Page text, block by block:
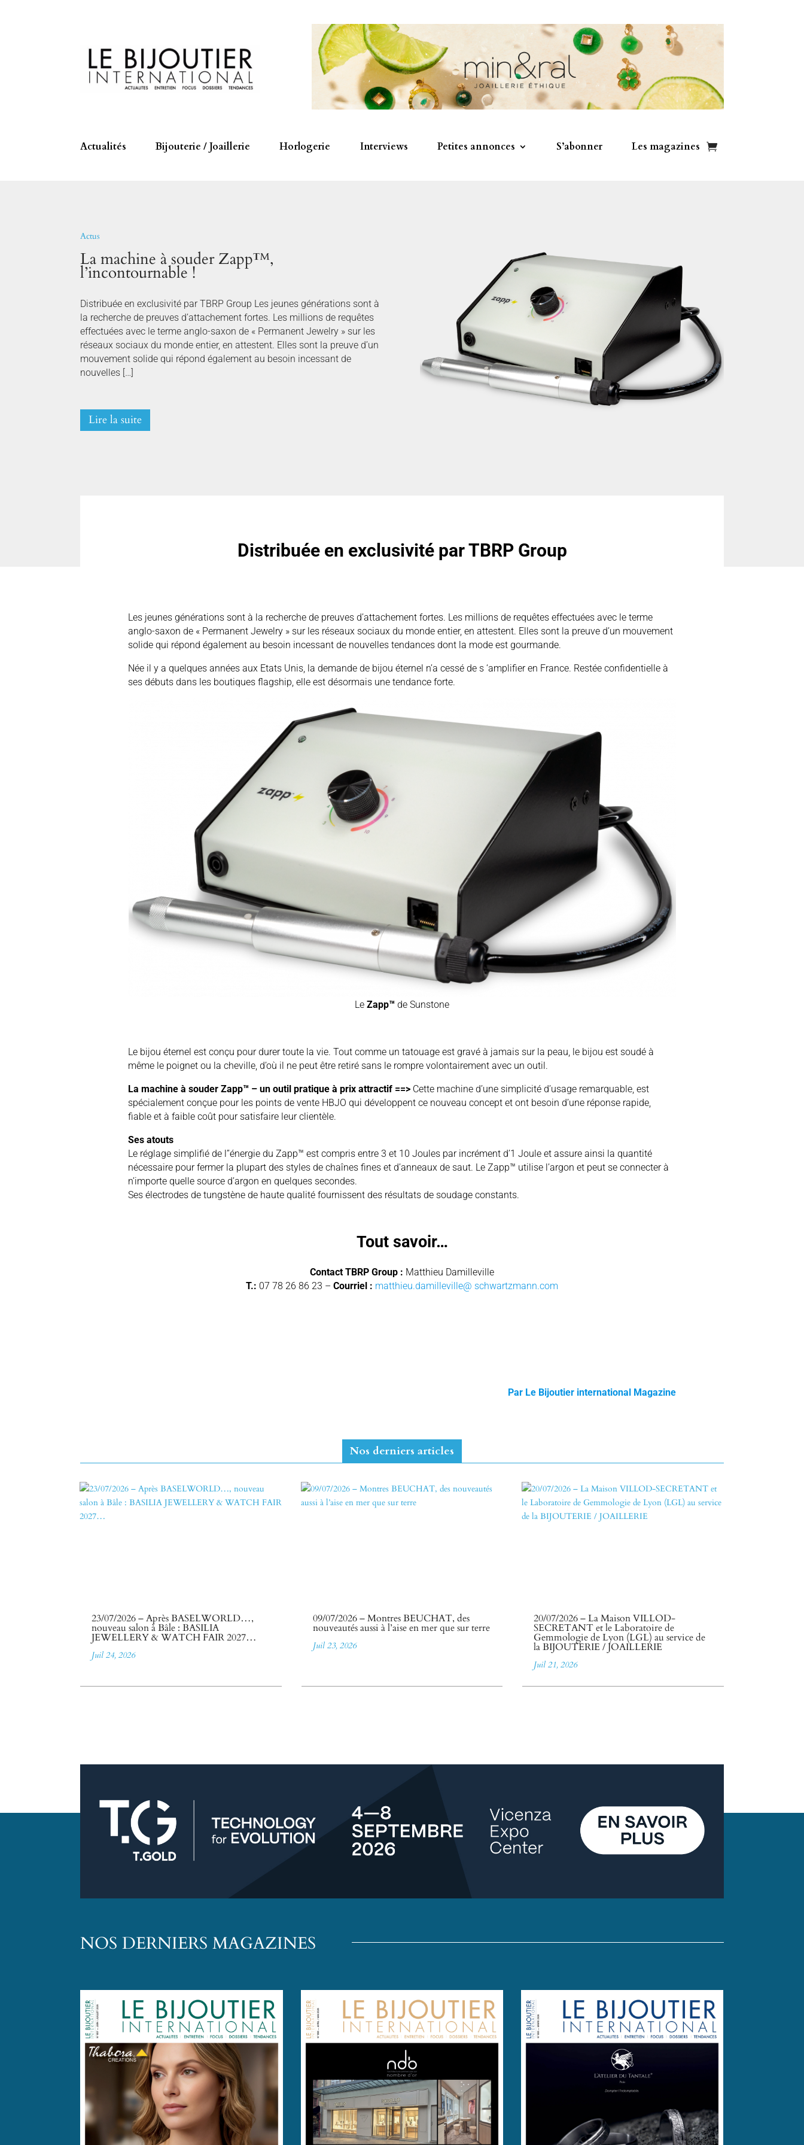
Actualités Bijouterie / Joaillerie Horlogerie Interviews Petites annonces S’abonner Les magazines
Actus
La machine à souder Zapp™,
l’incontournable !
Distribuée en exclusivité par TBRP Group Les jeunes générations sont à
la recherche de preuves d’attachement fortes. Les millions de requêtes
effectuées avec le terme anglo-saxon de « Permanent Jewelry » sur les
réseaux sociaux du monde entier, en attestent. Elles sont la preuve d’un
mouvement solide qui répond également au besoin incessant de
nouvelles […]
Lire la suite
Distribuée en exclusivité par TBRP Group
Les jeunes générations sont à la recherche de preuves d’attachement fortes. Les millions de requêtes effectuées avec le terme
anglo-saxon de « Permanent Jewelry » sur les réseaux sociaux du monde entier, en attestent. Elles sont la preuve d’un mouvement
solide qui répond également au besoin incessant de nouvelles tendances dont la mode est gourmande.
Née il y a quelques années aux Etats Unis, la demande de bijou éternel n’a cessé de s ‘amplifier en France. Restée confidentielle à
ses débuts dans les boutiques flagship, elle est désormais une tendance forte.
Le Zapp™ de Sunstone
Le bijou éternel est conçu pour durer toute la vie. Tout comme un tatouage est gravé à jamais sur la peau, le bijou est soudé à
même le poignet ou la cheville, d’où il ne peut être retiré sans le rompre volontairement avec un outil.
La machine à souder Zapp™ – un outil pratique à prix attractif ==> Cette machine d’une simplicité d’usage remarquable, est
spécialement conçue pour les points de vente HBJO qui développent ce nouveau concept et ont besoin d’une réponse rapide,
fiable et à faible coût pour satisfaire leur clientèle.
Ses atouts
Le réglage simplifié de l’’énergie du Zapp™ est compris entre 3 et 10 Joules par incrément d’1 Joule et assure ainsi la quantité
nécessaire pour fermer la plupart des styles de chaînes fines et d’anneaux de saut. Le Zapp™ utilise l’argon et peut se connecter à
n’importe quelle source d’argon en quelques secondes.
Ses électrodes de tungstène de haute qualité fournissent des résultats de soudage constants.
Tout savoir…
Contact TBRP Group : Matthieu Damilleville
T.: 07 78 26 86 23 – Courriel : matthieu.damilleville@ schwartzmann.com
Par Le Bijoutier international Magazine
Nos derniers articles
23/07/2026 – Après BASELWORLD…,
nouveau salon à Bâle : BASILIA
JEWELLERY & WATCH FAIR 2027…
Juil 24, 2026
09/07/2026 – Montres BEUCHAT, des
nouveautés aussi à l’aise en mer que sur terre
Juil 23, 2026
20/07/2026 – La Maison VILLOD-
SECRETANT et le Laboratoire de
Gemmologie de Lyon (LGL) au service de
la BIJOUTERIE / JOAILLERIE
Juil 21, 2026
NOS DERNIERS MAGAZINES